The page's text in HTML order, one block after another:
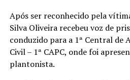
Após ser reconhecido pela
Silva Oliveira recebeu voz de
conduzido para a 1ª Central de
Civil – 1ª CAPC, onde foi
plantonista.